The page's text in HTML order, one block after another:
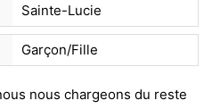
Sainte-Lucie
Garçon/Fille